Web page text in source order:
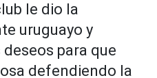
le dio la
uruguayo y
para que
defendiendo la